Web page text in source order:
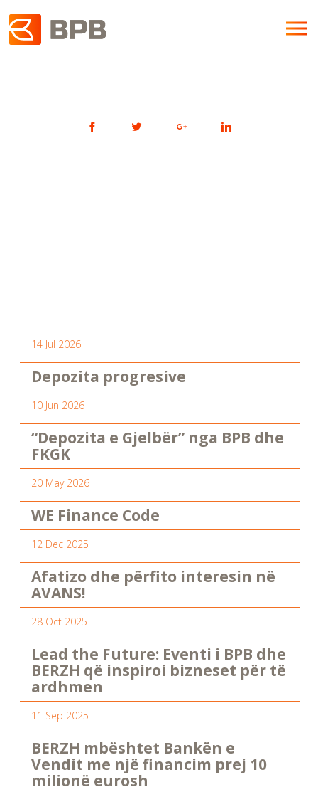
14 Jul 2026
Depozita progresive
10 Jun 2026
“Depozita e Gjelbër” nga BPB dhe
FKGK
20 May 2026
WE Finance Code
12 Dec 2025
Afatizo dhe përfito interesin në
AVANS!
28 Oct 2025
Lead the Future: Eventi i BPB dhe
BERZH që inspiroi bizneset për të
ardhmen
11 Sep 2025
BERZH mbështet Bankën e
Vendit me një financim prej 10
milionë eurosh